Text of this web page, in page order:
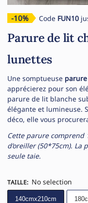
-10% Code FUN10
Parure de lit
lunettes
Une somptueuse
apprécierez pour son
parure de lit blanche
élégante et lumineuse.
déco, elle vous
Cette parure comprend
d’oreiller (50*75cm).
seule taie.
TAILLE: No selection
140cmx210cm